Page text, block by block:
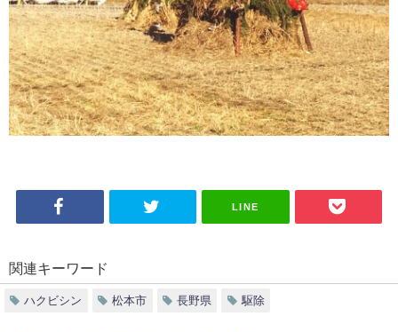
LINE
関連キーワード
ハクビシン 松本市 長野県 駆除